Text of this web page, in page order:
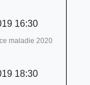
16:30
maladie 2020
18:30